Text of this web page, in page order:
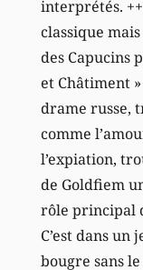
interprétés.
classique
des Capucins
et Châtiment
drame russe,
comme
l’expiation,
de Goldfiem
rôle principal
C’est dans un
bougre sans